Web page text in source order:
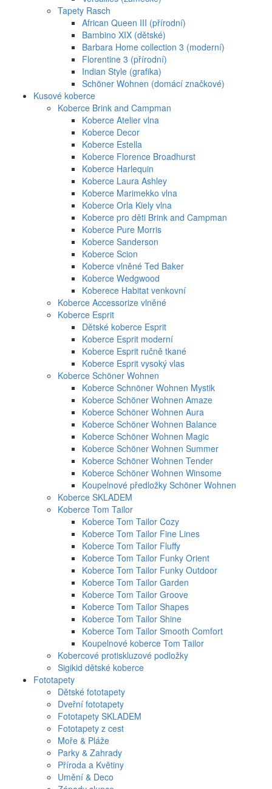
Tapety Rasch
African Queen III (přírodní)
Bambino XIX (dětské)
Barbara Home collection 3 (moderní)
Florentine 3 (přírodní)
Indian Style (grafika)
Schöner Wohnen (domácí značkové)
Kusové koberce
Koberce Brink and Campman
Koberce Atelier vlna
Koberce Decor
Koberce Estella
Koberce Florence Broadhurst
Koberce Harlequin
Koberce Laura Ashley
Koberce Marimekko vlna
Koberce Orla Kiely vlna
Koberce pro děti Brink and Campman
Koberce Pure Morris
Koberce Sanderson
Koberce Scion
Koberce vlněné Ted Baker
Koberce Wedgwood
Koberece Habitat venkovní
Koberce Accessorize vlněné
Koberce Esprit
Dětské koberce Esprit
Koberce Esprit moderní
Koberce Esprit ručně tkané
Koberce Esprit vysoký vlas
Koberce Schöner Wohnen
Koberce Schnöner Wohnen Mystik
Koberce Schöner Wohnen Amaze
Koberce Schöner Wohnen Aura
Koberce Schöner Wohnen Balance
Koberce Schöner Wohnen Magic
Koberce Schöner Wohnen Summer
Koberce Schöner Wohnen Tender
Koberce Schöner Wohnen Winsome
Koupelnové předložky Schöner Wohnen
Koberce SKLADEM
Koberce Tom Tailor
Koberce Tom Tailor Cozy
Koberce Tom Tailor Fine Lines
Koberce Tom Tailor Fluffy
Koberce Tom Tailor Funky Orient
Koberce Tom Tailor Funky Outdoor
Koberce Tom Tailor Garden
Koberce Tom Tailor Groove
Koberce Tom Tailor Shapes
Koberce Tom Tailor Shine
Koberce Tom Tailor Smooth Comfort
Koupelnové koberce Tom Tailor
Kobercové protiskluzové podložky
Sigikid dětské koberce
Fototapety
Dětské fototapety
Dveřní fototapety
Fototapety SKLADEM
Fototapety z cest
Moře & Pláže
Parky & Zahrady
Příroda a Květiny
Umění & Deco